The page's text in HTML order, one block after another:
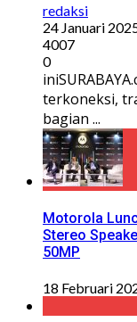
redaksi
24 Januari
4007
0
terkoneksi,
bagian ...
Motorola
Stereo
50MP
18 Februari